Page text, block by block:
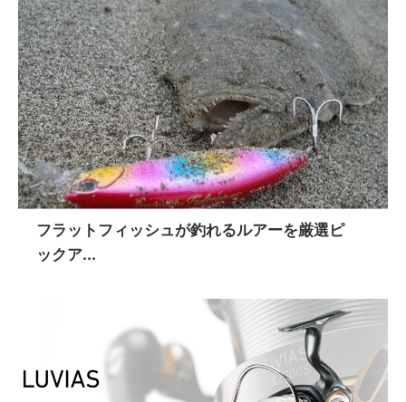
フラットフィッシュが釣れるルアーを厳選ピ
ックア...